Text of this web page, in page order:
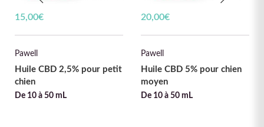
15,00€
Pawell
Huile CBD 2,5% pour petit
chien
De 10 à 50 mL
20,00€
Pawell
Huile CBD 5% pour chien
moyen
De 10 à 50 mL